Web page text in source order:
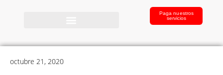
Paga nuestros
servicios
octubre 21, 2020